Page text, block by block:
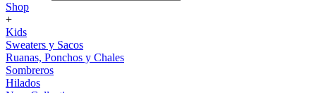
Shop
+
Kids
Sweaters y Sacos
Ruanas, Ponchos y Chales
Sombreros
Hilados